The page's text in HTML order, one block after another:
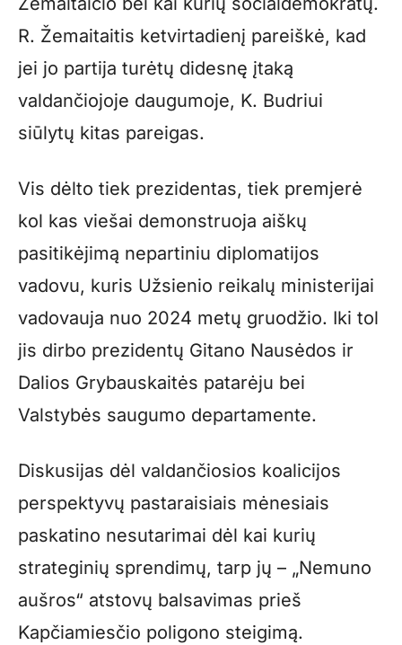
R. Žemaitaitis ketvirtadienį pareiškė, kad
jei jo partija turėtų didesnę įtaką
valdančiojoje daugumoje, K. Budriui
siūlytų kitas pareigas.
Vis dėlto tiek prezidentas, tiek premjerė
kol kas viešai demonstruoja aiškų
pasitikėjimą nepartiniu diplomatijos
vadovu, kuris Užsienio reikalų ministerijai
vadovauja nuo 2024 metų gruodžio. Iki tol
jis dirbo prezidentų Gitano Nausėdos ir
Dalios Grybauskaitės patarėju bei
Valstybės saugumo departamente.
Diskusijas dėl valdančiosios koalicijos
perspektyvų pastaraisiais mėnesiais
paskatino nesutarimai dėl kai kurių
strateginių sprendimų, tarp jų – „Nemuno
aušros“ atstovų balsavimas prieš
Kapčiamiesčio poligono steigimą.